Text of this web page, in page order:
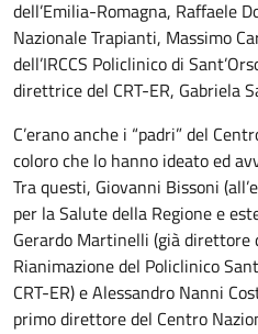
dell’Emilia-Romagna, Raffaele
Nazionale Trapianti, Massimo
dell’IRCCS Policlinico di
direttrice del CRT-ER, Gabriela
C’erano anche i “padri” del
coloro che lo hanno ideato ed
Tra questi, Giovanni Bissoni
per la Salute della Regione e
Gerardo Martinelli (già direttore
Rianimazione del Policlinico
CRT-ER) e Alessandro Nanni
primo direttore del Centro